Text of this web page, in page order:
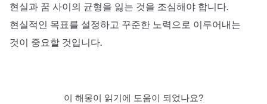
현실과 꿈 사이의 균형을 잃는 것을 조심해야 합니다.
현실적인 목표를 설정하고 꾸준한 노력으로 이루어내는
것이 중요할 것입니다.
이 해몽이 읽기에 도움이 되었나요?